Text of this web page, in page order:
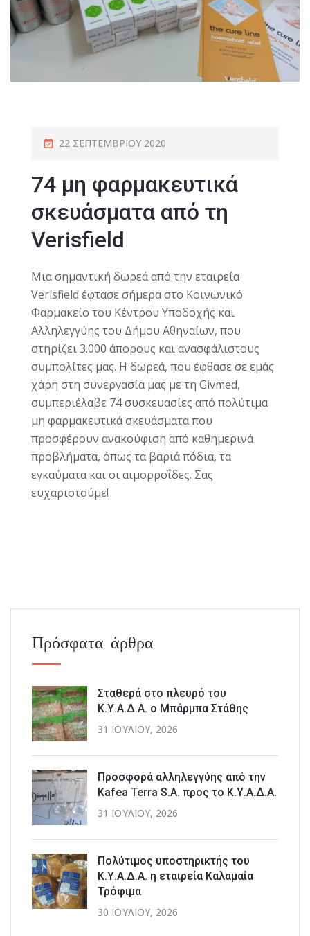
22 ΣΕΠΤΕΜΒΡΊΟΥ 2020
74 μη φαρμακευτικά
σκευάσματα από τη
Verisfield
Μια σημαντική δωρεά από την εταιρεία
Verisfield έφτασε σήμερα στο Κοινωνικό
Φαρμακείο του Κέντρου Υποδοχής και
Αλληλεγγύης του Δήμου Αθηναίων, που
στηρίζει 3.000 άπορους και ανασφάλιστους
συμπολίτες μας. Η δωρεά, που έφθασε σε εμάς
χάρη στη συνεργασία μας με τη Givmed,
συμπεριέλαβε 74 συσκευασίες από πολύτιμα
μη φαρμακευτικά σκευάσματα που
προσφέρουν ανακούφιση από καθημερινά
προβλήματα, όπως τα βαριά πόδια, τα
εγκαύματα και οι αιμορροΐδες. Σας
ευχαριστούμε!
Πρόσφατα άρθρα
Σταθερά στο πλευρό του
Κ.Υ.Α.Δ.Α. ο Μπάρμπα Στάθης
31 ΙΟΥΛΊΟΥ, 2026
Προσφορά αλληλεγγύης από την
Kafea Terra S.A. προς το Κ.Υ.Α.Δ.Α.
31 ΙΟΥΛΊΟΥ, 2026
Πολύτιμος υποστηρικτής του
Κ.Υ.Α.Δ.Α. η εταιρεία Καλαμαία
Τρόφιμα
30 ΙΟΥΛΊΟΥ, 2026